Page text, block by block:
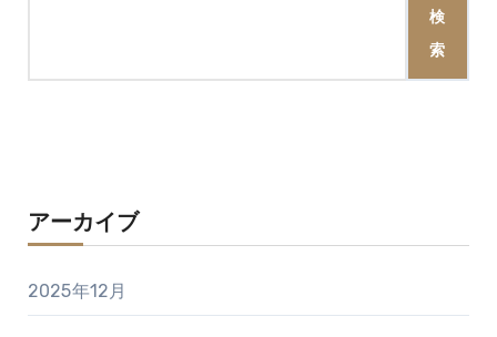
検
索
アーカイブ
2025年12月